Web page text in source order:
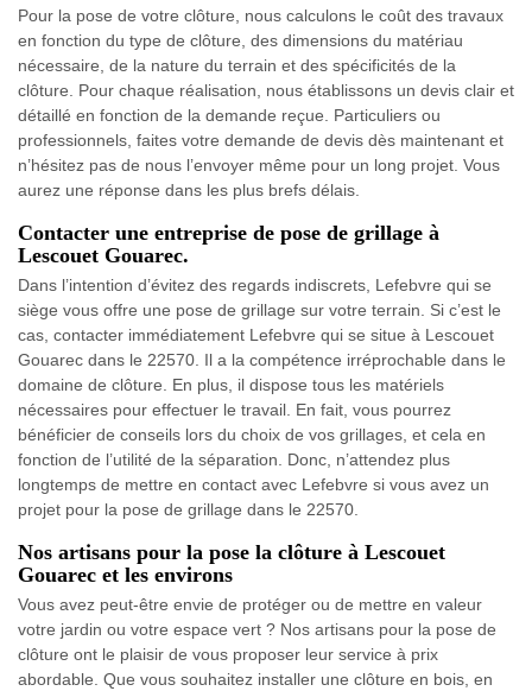
Pour la pose de votre clôture, nous calculons le coût des travaux
en fonction du type de clôture, des dimensions du matériau
nécessaire, de la nature du terrain et des spécificités de la
clôture. Pour chaque réalisation, nous établissons un devis clair et
détaillé en fonction de la demande reçue. Particuliers ou
professionnels, faites votre demande de devis dès maintenant et
n’hésitez pas de nous l’envoyer même pour un long projet. Vous
aurez une réponse dans les plus brefs délais.
Contacter une entreprise de pose de grillage à
Lescouet Gouarec.
Dans l’intention d’évitez des regards indiscrets, Lefebvre qui se
siège vous offre une pose de grillage sur votre terrain. Si c’est le
cas, contacter immédiatement Lefebvre qui se situe à Lescouet
Gouarec dans le 22570. Il a la compétence irréprochable dans le
domaine de clôture. En plus, il dispose tous les matériels
nécessaires pour effectuer le travail. En fait, vous pourrez
bénéficier de conseils lors du choix de vos grillages, et cela en
fonction de l’utilité de la séparation. Donc, n’attendez plus
longtemps de mettre en contact avec Lefebvre si vous avez un
projet pour la pose de grillage dans le 22570.
Nos artisans pour la pose la clôture à Lescouet
Gouarec et les environs
Vous avez peut-être envie de protéger ou de mettre en valeur
votre jardin ou votre espace vert ? Nos artisans pour la pose de
clôture ont le plaisir de vous proposer leur service à prix
abordable. Que vous souhaitez installer une clôture en bois, en